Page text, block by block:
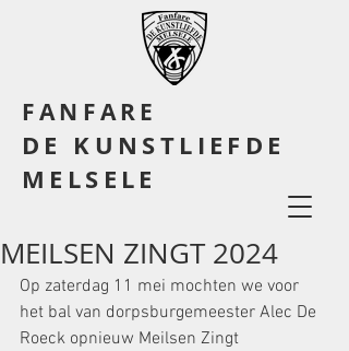
FANFARE
DE KUNSTLIEFDE
MELSELE
MEILSEN ZINGT 2024
Op zaterdag 11 mei mochten we voor
het bal van dorpsburgemeester Alec De
Roeck opnieuw Meilsen Zingt